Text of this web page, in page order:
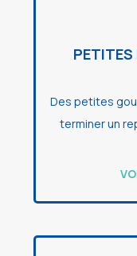
PETITES
Des petites
terminer un